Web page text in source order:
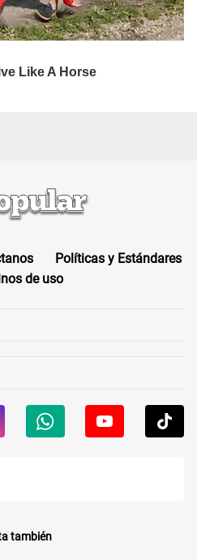
Políticas y Estándares
de uso
también